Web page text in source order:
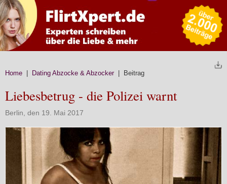
Home Dating Abzocke & Abzocker | Beitrag
Liebesbetrug - die Polizei warnt
Berlin, den 19. Mai 2017